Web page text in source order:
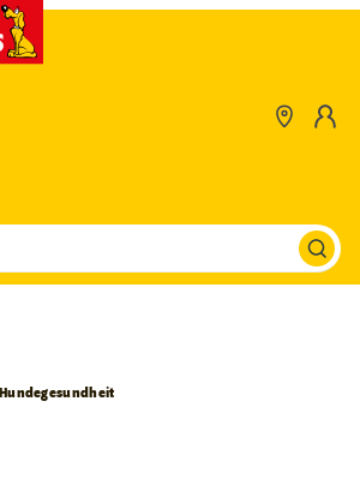
Hundegesundheit